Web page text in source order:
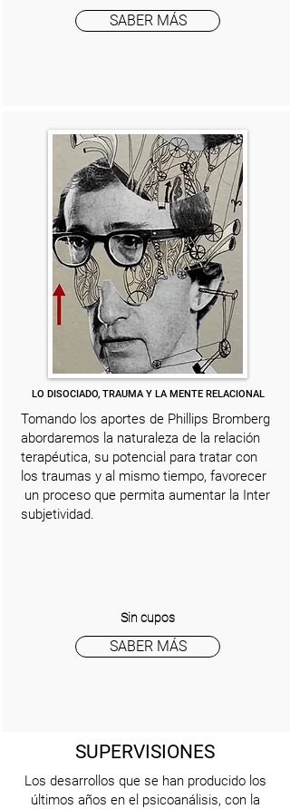
SABER MÁS
LO DISOCIADO, TRAUMA Y LA MENTE RELACIONAL
Tomando los aportes de Phillips Bromberg
abordaremos la naturaleza de la relación
terapéutica, su potencial para tratar con
los traumas y al mismo tiempo, favorecer
un proceso que permita aumentar la Inter
subjetividad.
Sin cupos
SABER MÁS
SUPERVISIONES
Los desarrollos que se han producido los
últimos años en el psicoanálisis, con la